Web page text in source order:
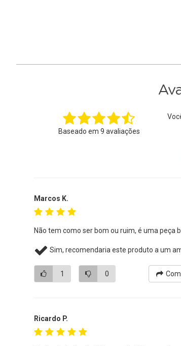
Baseado em 9 avaliações
Marcos K.
Não tem como ser bom ou ruim, é uma peça
Sim, recomendaria este produto a um
1 0
Ricardo P.